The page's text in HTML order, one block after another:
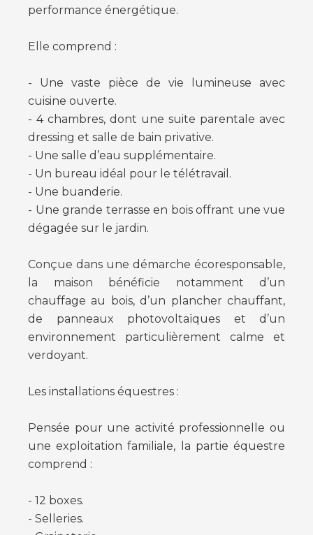
performance énergétique.
Elle comprend :
- Une vaste pièce de vie lumineuse avec
cuisine ouverte.
- 4 chambres, dont une suite parentale avec
dressing et salle de bain privative.
- Une salle d’eau supplémentaire.
- Un bureau idéal pour le télétravail.
- Une buanderie.
- Une grande terrasse en bois offrant une vue
dégagée sur le jardin.
Conçue dans une démarche écoresponsable,
la maison bénéficie notamment d’un
chauffage au bois, d’un plancher chauffant,
de panneaux photovoltaïques et d’un
environnement particulièrement calme et
verdoyant.
Les installations équestres :
Pensée pour une activité professionnelle ou
une exploitation familiale, la partie équestre
comprend :
- 12 boxes.
- Selleries.